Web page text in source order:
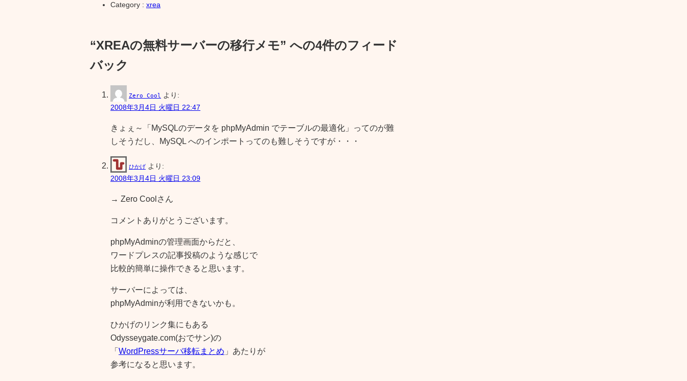
Category : xrea
“XREAの無料サーバーの移行メモ” への4件のフィード
バック
Zero Cool より:
2008年3月4日 火曜日 22:47
きょぇ～「MySQLのデータを phpMyAdmin でテーブルの最適化」ってのが難
しそうだし、MySQL へのインポートってのも難しそうですが・・・
ひかげ より:
2008年3月4日 火曜日 23:09
→ Zero Coolさん
コメントありがとうございます。
phpMyAdminの管理画面からだと、
ワードプレスの記事投稿のような感じで
比較的簡単に操作できると思います。
サーバーによっては、
phpMyAdminが利用できないかも。
ひかげのリンク集にもある
Odysseygate.com(おでサン)の
「 WordPressサーバ移転まとめ 」あたりが
参考になると思います。